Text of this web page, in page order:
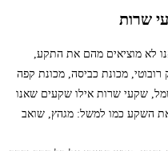
שרות
לא מוציאים מהם את התקע,
מכונת כביסה, מכונת קפה
שקעי שרות אילו שקעים שאנו
השקע כמו למשל: מגהץ, שואב